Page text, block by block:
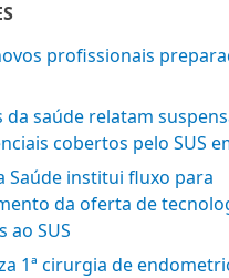
profissionais
saúde relatam
cobertos pelo SUS
Saúde institui fluxo para
da oferta de
ao SUS
1ª cirurgia de